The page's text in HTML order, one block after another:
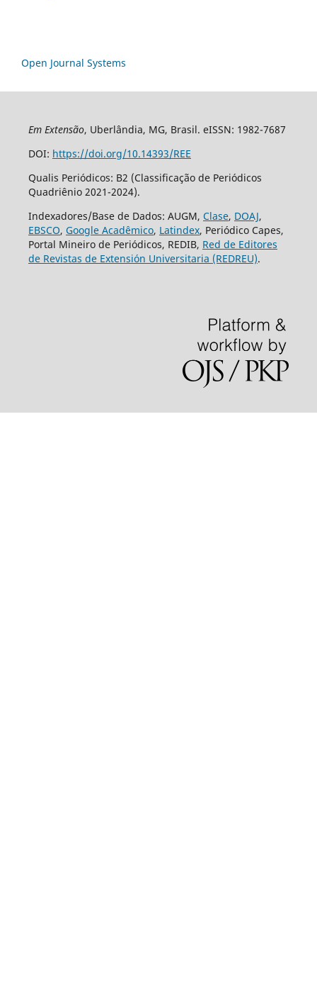
Open Journal Systems
Em Extensão, Uberlândia, MG, Brasil. eISSN: 1982-7687
DOI: https://doi.org/10.14393/REE
Qualis Periódicos: B2 (Classificação de Periódicos
Quadriênio 2021-2024).
Indexadores/Base de Dados: AUGM, Clase, DOAJ,
EBSCO, Google Acadêmico, Latindex, Periódico Capes,
Portal Mineiro de Periódicos, REDIB, Red de Editores
de Revistas de Extensión Universitaria (REDREU).